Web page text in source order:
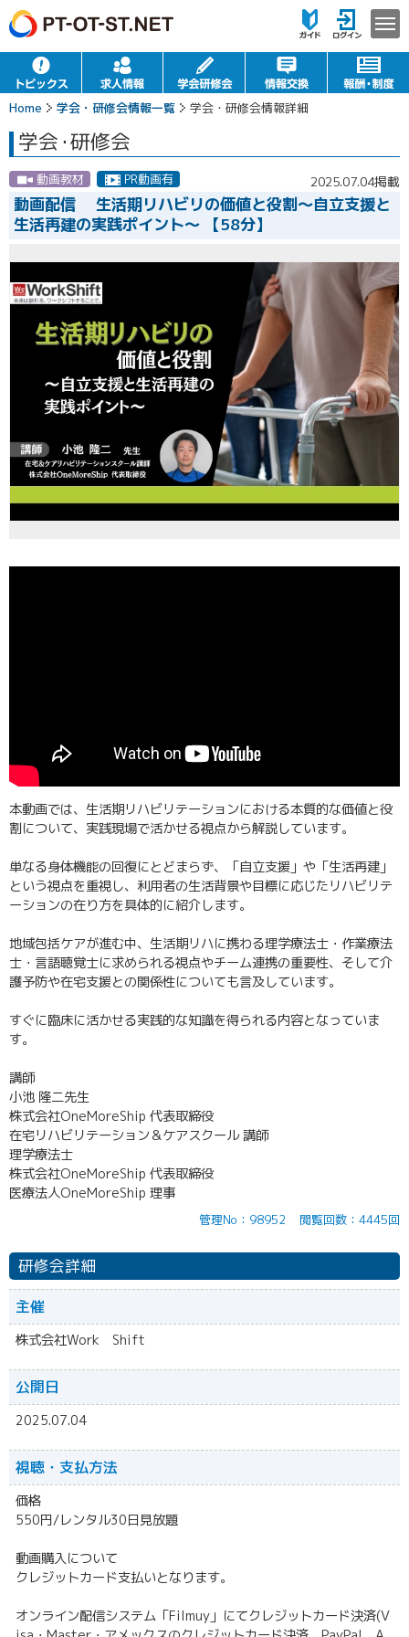
Home 学会・研修会情報一覧 学会・研修会情報詳細
学会・研修会
動画教材 PR動画有 2025.07.04掲載
動画配信 生活期リハビリの価値と役割〜自立支援と
生活再建の実践ポイント〜 【58分】
本動画では、生活期リハビリテーションにおける本質的な価値と役
割について、実践現場で活かせる視点から解説しています。
単なる身体機能の回復にとどまらず、「自立支援」や「生活再建」
という視点を重視し、利用者の生活背景や目標に応じたリハビリテ
ーションの在り方を具体的に紹介します。
地域包括ケアが進む中、生活期リハに携わる理学療法士・作業療法
士・言語聴覚士に求められる視点やチーム連携の重要性、そして介
護予防や在宅支援との関係性についても言及しています。
すぐに臨床に活かせる実践的な知識を得られる内容となっていま
す。
講師
小池 隆二先生
株式会社OneMoreShip 代表取締役
在宅リハビリテーション＆ケアスクール 講師
理学療法士
株式会社OneMoreShip 代表取締役
医療法人OneMoreShip 理事
管理No：98952 閲覧回数：4445回
研修会詳細
主催
株式会社Work Shift
公開日
2025.07.04
視聴・ 支払方法
価格
550円/レンタル30日見放題
動画購入について
クレジットカード支払いとなります。
オンライン配信システム「Filmuy」にてクレジットカード決済(V